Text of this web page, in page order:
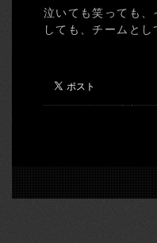
泣いても笑っても
しても、チームとし